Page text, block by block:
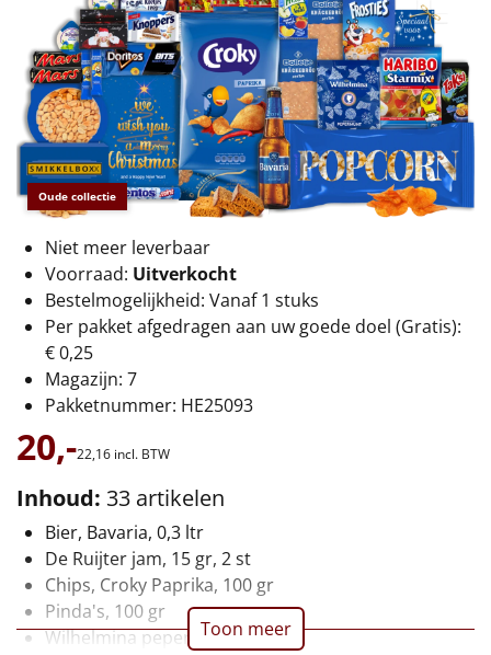
€45 tot €50
€50 tot €55
€55 tot €75
€75 tot €100
€100 en hoger
Alle kerstpakketten 2026
Thema
Origineel
Mannen
Vrouwen
Duurzaam
Oude collectie
Niet meer leverbaar
Voorraad: Uitverkocht
Bestelmogelijkheid: Vanaf 1 stuks
Per pakket afgedragen aan uw goede doel (Gratis):
€ 0,25
Magazijn: 7
Pakketnummer: HE25093
20,-22,16 incl. BTW
Inhoud: 33 artikelen
Bier, Bavaria, 0,3 ltr
De Ruijter jam, 15 gr, 2 st
Chips, Croky Paprika, 100 gr
Pinda's, 100 gr
Wilhelmina pepermunt, 65 gr
Toon meer